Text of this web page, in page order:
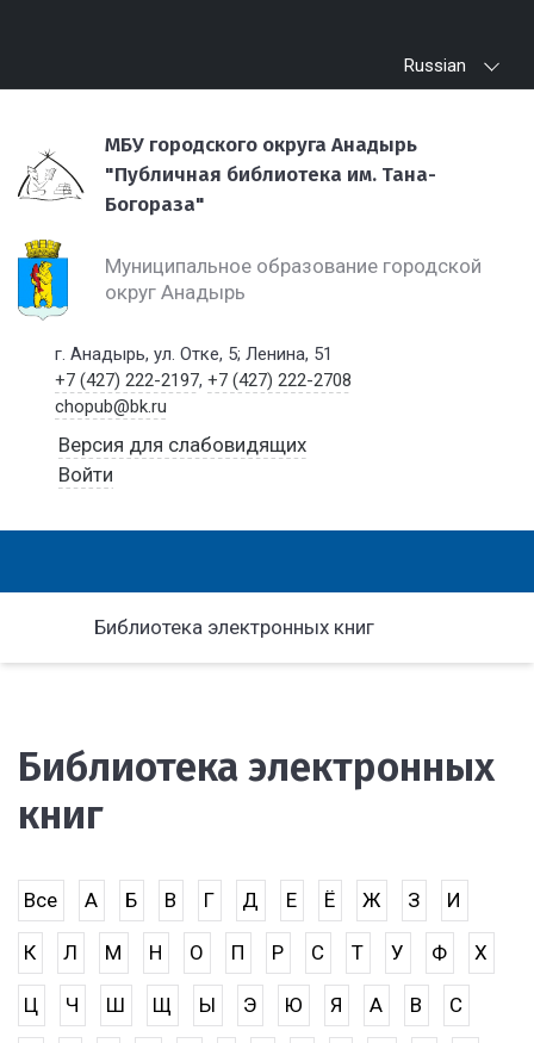
Russian
МБУ городского округа Анадырь
"Публичная библиотека им. Тана-
Богораза"
Муниципальное образование городской
округ Анадырь
г. Анадырь, ул. Отке, 5; Ленина, 51
+7 (427) 222-2197,+7 (427) 222-2708
chopub@bk.ru
Версия для слабовидящих
Войти
Библиотека электронных книг
Библиотека электронных
книг
Все А Б В Г Д Е Ё Ж З И
К Л М Н О П Р С Т У Ф Х
Ц Ч Ш Щ Ы Э Ю Я A B C